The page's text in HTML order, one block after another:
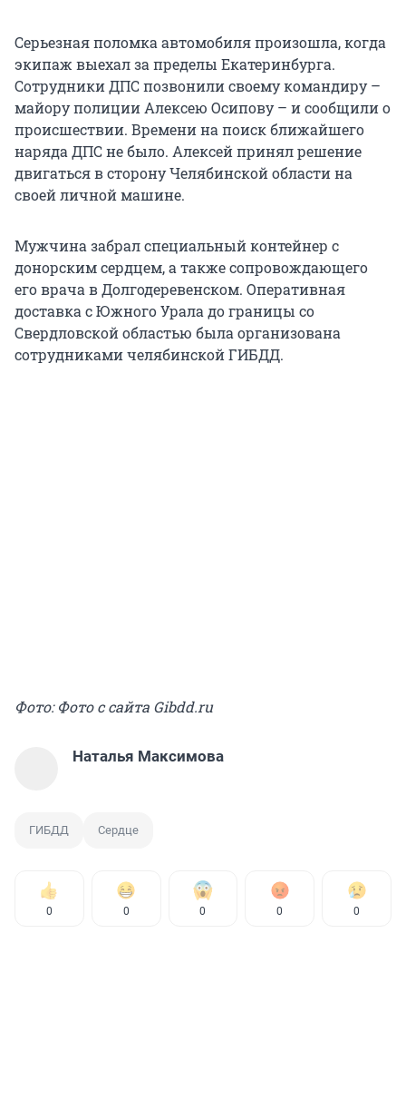
Серьезная поломка автомобиля произошла, когда
экипаж выехал за пределы Екатеринбурга.
Сотрудники ДПС позвонили своему командиру –
майору полиции Алексею Осипову – и сообщили о
происшествии. Времени на поиск ближайшего
наряда ДПС не было. Алексей принял решение
двигаться в сторону Челябинской области на
своей личной машине.
Мужчина забрал специальный контейнер с
донорским сердцем, а также сопровождающего
его врача в Долгодеревенском. Оперативная
доставка с Южного Урала до границы со
Свердловской областью была организована
сотрудниками челябинской ГИБДД.
Фото: Фото с сайта Gibdd.ru
Наталья Максимова
ГИБДД Сердце
0 0 0 0 0